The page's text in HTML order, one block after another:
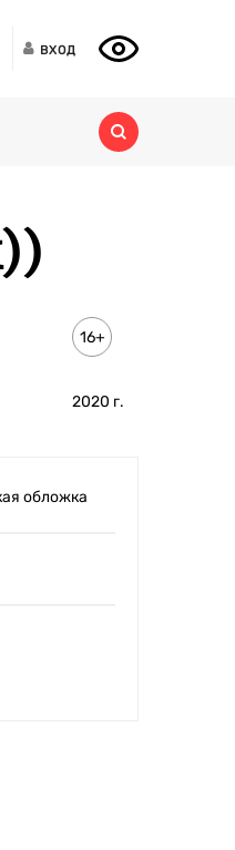
ВХОД
16+
2020 г.
обложка